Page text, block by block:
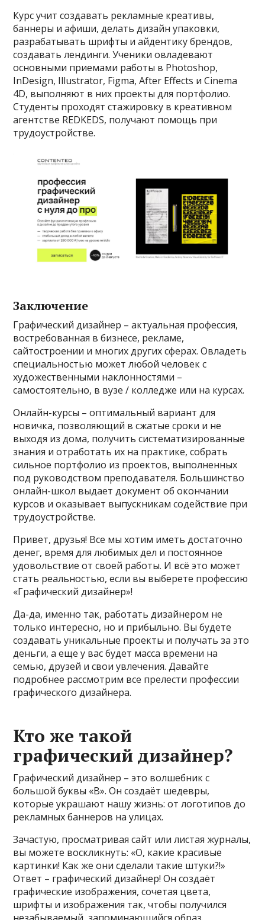
Курс учит создавать рекламные креативы,
баннеры и афиши, делать дизайн упаковки,
разрабатывать шрифты и айдентику брендов,
создавать лендинги. Ученики овладевают
основными приемами работы в Photoshop,
InDesign, Illustrator, Figma, After Effects и Cinema
4D, выполняют в них проекты для портфолио.
Студенты проходят стажировку в креативном
агентстве REDKEDS, получают помощь при
трудоустройстве.
Заключение
Графический дизайнер – актуальная профессия,
востребованная в бизнесе, рекламе,
сайтостроении и многих других сферах. Овладеть
специальностью может любой человек с
художественными наклонностями –
самостоятельно, в вузе / колледже или на курсах.
Онлайн-курсы – оптимальный вариант для
новичка, позволяющий в сжатые сроки и не
выходя из дома, получить систематизированные
знания и отработать их на практике, собрать
сильное портфолио из проектов, выполненных
под руководством преподавателя. Большинство
онлайн-школ выдает документ об окончании
курсов и оказывает выпускникам содействие при
трудоустройстве.
Привет, друзья! Все мы хотим иметь достаточно
денег, время для любимых дел и постоянное
удовольствие от своей работы. И всё это может
стать реальностью, если вы выберете профессию
«Графический дизайнер»!
Да-да, именно так, работать дизайнером не
только интересно, но и прибыльно. Вы будете
создавать уникальные проекты и получать за это
деньги, а еще у вас будет масса времени на
семью, друзей и свои увлечения. Давайте
подробнее рассмотрим все прелести профессии
графического дизайнера.
Кто же такой
графический дизайнер?
Графический дизайнер – это волшебник с
большой буквы «В». Он создаёт шедевры,
которые украшают нашу жизнь: от логотипов до
рекламных баннеров на улицах.
Зачастую, просматривая сайт или листая журналы,
вы можете воскликнуть: «О, какие красивые
картинки! Как же они сделали такие штуки?!»
Ответ – графический дизайнер! Он создаёт
графические изображения, сочетая цвета,
шрифты и изображения так, чтобы получился